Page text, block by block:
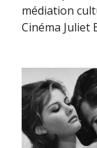
médiation
Cinéma Juliet